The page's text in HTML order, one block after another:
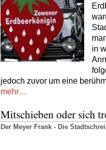
in
jedoch zuvor um eine
mehr…
Mitschieben oder sich
Der Meyer Frank - Die